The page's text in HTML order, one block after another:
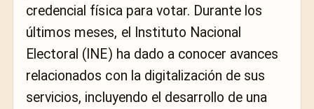
credencial física para votar. Durante los
últimos meses, el Instituto Nacional
Electoral (INE) ha dado a conocer avances
relacionados con la digitalización de sus
servicios, incluyendo el desarrollo de una